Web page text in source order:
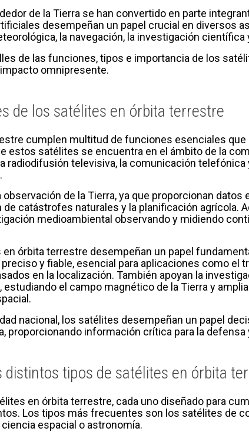
de la Tierra se han convertido en parte
desempeñan un papel crucial en diversos
la navegación, la investigación científica
de las funciones, tipos e importancia de los
omnipresente.
de los satélites en órbita terrestre
cumplen multitud de funciones esenciales
estos satélites se encuentra en el ámbito de la
radiodifusión televisiva, la comunicación
de la Tierra, ya que proporcionan
catástrofes naturales y la planificación agrícola.
medioambiental observando y midiendo
en órbita terrestre desempeñan un papel
y fiable, esencial para aplicaciones como el
en la localización. También apoyan la
estudiando el campo magnético de la Tierra y
nacional, los satélites desempeñan un papel
proporcionando información crítica para la
distintos tipos de satélites en órbita
en órbita terrestre, cada uno diseñado para
Los tipos más frecuentes son los satélites de
espacial o astronomía.